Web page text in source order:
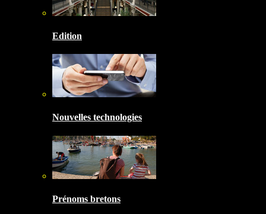
Edition
Nouvelles technologies
Prénoms bretons